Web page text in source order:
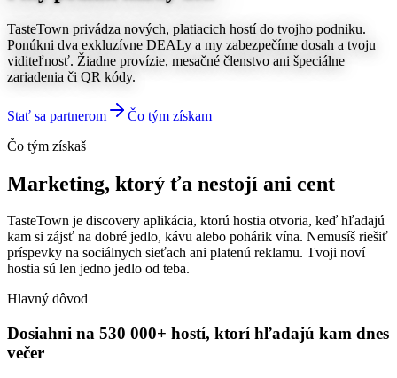
TasteTown privádza nových, platiacich hostí do tvojho podniku.
Ponúkni dva exkluzívne DEALy a my zabezpečíme dosah a tvoju
viditeľnosť. Žiadne provízie, mesačné členstvo ani špeciálne
zariadenia či QR kódy.
Stať sa partnerom
Čo tým získam
Čo tým získaš
Marketing, ktorý ťa nestojí ani cent
TasteTown je discovery aplikácia, ktorú hostia otvoria, keď hľadajú
kam si zájsť na dobré jedlo, kávu alebo pohárik vína. Nemusíš riešiť
príspevky na sociálnych sieťach ani platenú reklamu. Tvoji noví
hostia sú len jedno jedlo od teba.
Hlavný dôvod
Dosiahni na 530 000+ hostí, ktorí hľadajú kam dnes
večer